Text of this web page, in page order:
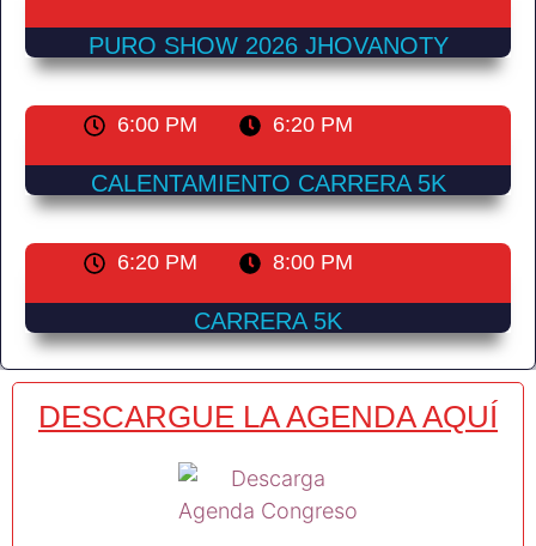
PURO SHOW 2026 JHOVANOTY
6:00 PM 6:20 PM
CALENTAMIENTO CARRERA 5K
6:20 PM 8:00 PM
CARRERA 5K
DESCARGUE LA AGENDA AQUÍ